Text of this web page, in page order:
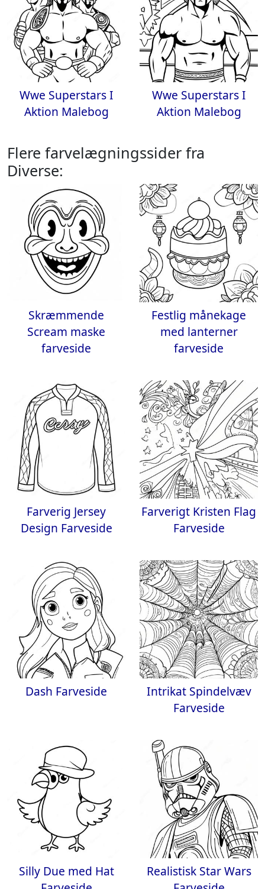
Wwe Superstars I
Aktion Malebog
Wwe Superstars I
Aktion Malebog
Flere farvelægningssider fra
Diverse:
Skræmmende
Scream maske
farveside
Festlig månekage
med lanterner
farveside
Farverig Jersey
Design Farveside
Farverigt Kristen Flag
Farveside
Dash Farveside
Intrikat Spindelvæv
Farveside
Silly Due med Hat
Realistisk Star Wars